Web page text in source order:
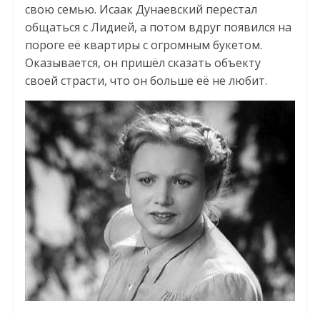
свою семью. Исаак Дунаевский перестал
общаться с Лидией, а потом вдруг появился на
пороге её квартиры с огромным букетом.
Оказывается, он пришёл сказать объекту
своей страсти, что он больше её не любит.